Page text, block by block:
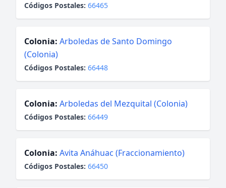
Códigos Postales: 66465
Colonia: Arboledas de Santo Domingo
(Colonia)
Códigos Postales: 66448
Colonia: Arboledas del Mezquital (Colonia)
Códigos Postales: 66449
Colonia: Avita Anáhuac (Fraccionamiento)
Códigos Postales: 66450